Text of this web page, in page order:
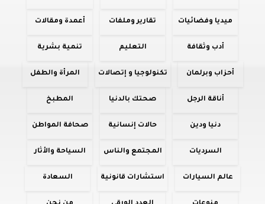
ميديا وفضائيات تقارير وملفات أعمدة ومقالات
أدب وثقافة التعليم تنمية بشرية
أحزاب وبرلمان تكنولوجيا و إتصالات المرأة والطفل
أناقة الرجل صحتك بالدنيا المطبخ
دنيا ودين حالات إنسانية صحافة المواطن
السرديات المجتمع والناس السياحة والأثار
عالم السيارات استشارات قانونية السعادة